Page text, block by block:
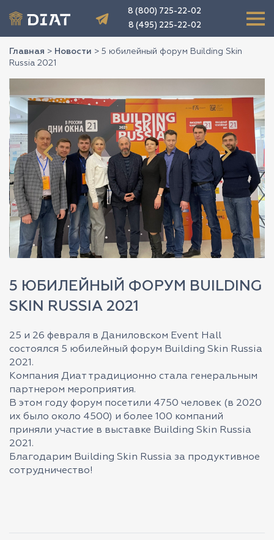
8 (800) 725-22-02
8 (495) 225-22-02
Главная > Новости > 5 юбилейный форум Building Skin
Russia 2021
5 ЮБИЛЕЙНЫЙ ФОРУМ BUILDING
SKIN RUSSIA 2021
25 и 26 февраля в Даниловском Event Hall
состоялся 5 юбилейный форум Building Skin Russia
2021.
Компания Диат традиционно стала генеральным
партнером мероприятия.
В этом году форум посетили 4750 человек (в 2020
их было около 4500) и более 100 компаний
приняли участие в выставке Building Skin Russia
2021.
Благодарим Building Skin Russia за продуктивное
сотрудничество!